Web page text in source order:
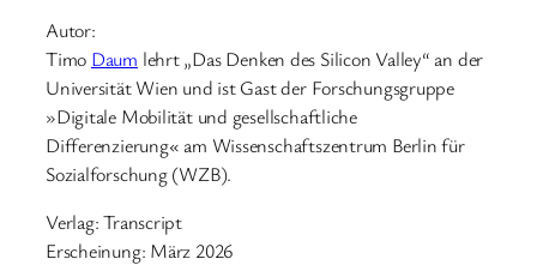
Autor:
Timo Daum lehrt „Das Denken des Silicon Valley“ an der
Universität Wien und ist Gast der Forschungsgruppe
»Digitale Mobilität und gesellschaftliche
Differenzierung« am Wissenschaftszentrum Berlin für
Sozialforschung (WZB).
Verlag: Transcript
Erscheinung: März 2026